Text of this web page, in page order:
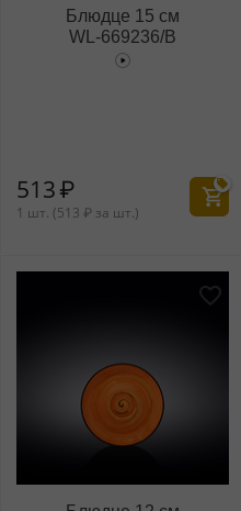
Блюдце 15 см
WL‑669236/B
513₽
1 шт. (513 ₽ за шт.)